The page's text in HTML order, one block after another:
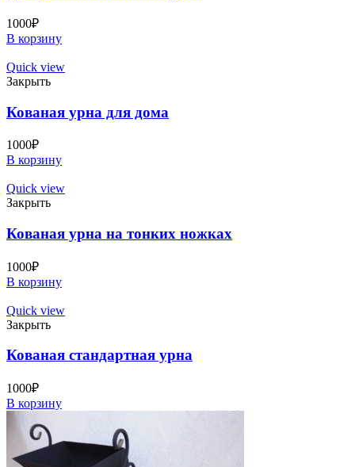
1000₽
В корзину
Quick view
Закрыть
Кованая урна для дома
1000₽
В корзину
Quick view
Закрыть
Кованая урна на тонких ножках
1000₽
В корзину
Quick view
Закрыть
Кованая стандартная урна
1000₽
В корзину